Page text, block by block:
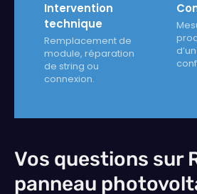
Intervention
technique
Remplacement de
module, réparation
de string ou
connexion.
Vos questions sur
panneau